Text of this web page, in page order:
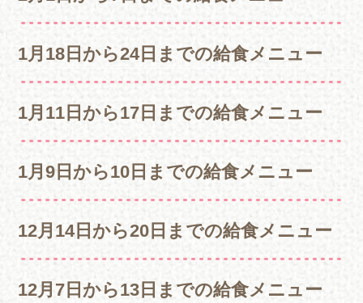
1月18日から24日までの給食メニュー
1月11日から17日までの給食メニュー
1月9日から10日までの給食メニュー
12月14日から20日までの給食メニュー
12月7日から13日までの給食メニュー